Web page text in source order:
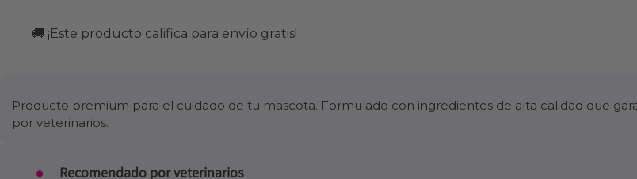
🚚 ¡Este producto califica para envío gratis!
Producto premium para el cuidado de tu mascota. Formulado con ingredientes de alta calidad que
por veterinarios.
Recomendado por veterinarios